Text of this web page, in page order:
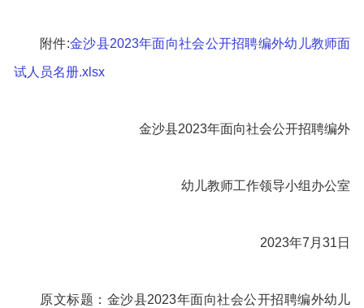
附件:金沙县2023年面向社会公开招聘编外幼儿教师面
试人员名册.xlsx
金沙县2023年面向社会公开招聘编外
幼儿教师工作领导小组办公室
2023年7月31日
原文标题：金沙县2023年面向社会公开招聘编外幼儿